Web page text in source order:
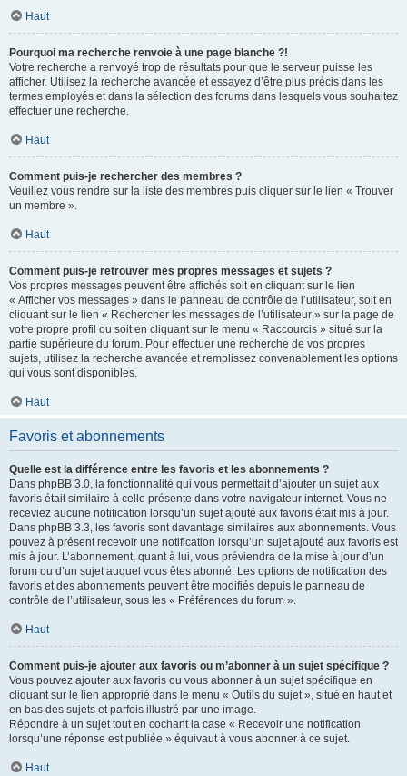
Haut
Pourquoi ma recherche renvoie à une page blanche ?!
Votre recherche a renvoyé trop de résultats pour que le serveur puisse les
afficher. Utilisez la recherche avancée et essayez d’être plus précis dans les
termes employés et dans la sélection des forums dans lesquels vous souhaitez
effectuer une recherche.
Haut
Comment puis-je rechercher des membres ?
Veuillez vous rendre sur la liste des membres puis cliquer sur le lien « Trouver
un membre ».
Haut
Comment puis-je retrouver mes propres messages et sujets ?
Vos propres messages peuvent être affichés soit en cliquant sur le lien
« Afficher vos messages » dans le panneau de contrôle de l’utilisateur, soit en
cliquant sur le lien « Rechercher les messages de l’utilisateur » sur la page de
votre propre profil ou soit en cliquant sur le menu « Raccourcis » situé sur la
partie supérieure du forum. Pour effectuer une recherche de vos propres
sujets, utilisez la recherche avancée et remplissez convenablement les options
qui vous sont disponibles.
Haut
Favoris et abonnements
Quelle est la différence entre les favoris et les abonnements ?
Dans phpBB 3.0, la fonctionnalité qui vous permettait d’ajouter un sujet aux
favoris était similaire à celle présente dans votre navigateur internet. Vous ne
receviez aucune notification lorsqu’un sujet ajouté aux favoris était mis à jour.
Dans phpBB 3.3, les favoris sont davantage similaires aux abonnements. Vous
pouvez à présent recevoir une notification lorsqu’un sujet ajouté aux favoris est
mis à jour. L’abonnement, quant à lui, vous préviendra de la mise à jour d’un
forum ou d’un sujet auquel vous êtes abonné. Les options de notification des
favoris et des abonnements peuvent être modifiés depuis le panneau de
contrôle de l’utilisateur, sous les « Préférences du forum ».
Haut
Comment puis-je ajouter aux favoris ou m’abonner à un sujet spécifique ?
Vous pouvez ajouter aux favoris ou vous abonner à un sujet spécifique en
cliquant sur le lien approprié dans le menu « Outils du sujet », situé en haut et
en bas des sujets et parfois illustré par une image.
Répondre à un sujet tout en cochant la case « Recevoir une notification
lorsqu’une réponse est publiée » équivaut à vous abonner à ce sujet.
Haut